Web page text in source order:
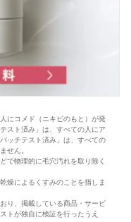
にコメド（ニキビのもと）が発
スト済み」は、すべての人にア
ッチテスト済み」は、すべての
せん。
で物理的に毛穴汚れを取り除く
燥によるくすみのことを指しま
り、掲載している商品・サービ
トが独自に検証を行ったうえ